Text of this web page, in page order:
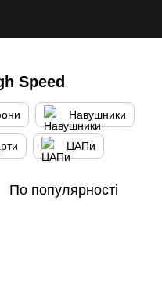
Speed
Навушники
ЦАПи
По популярності